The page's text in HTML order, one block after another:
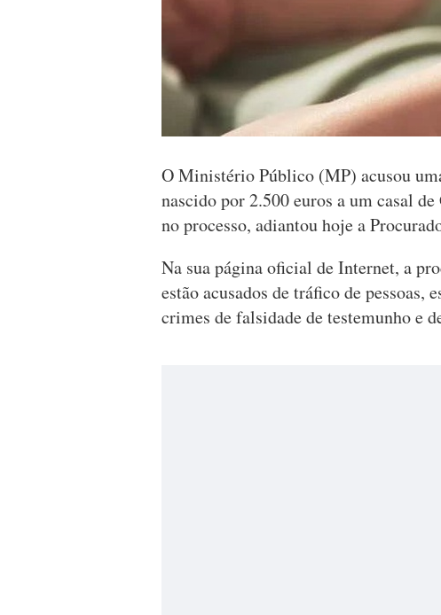
O Ministério Público (MP) acusou
nascido por 2.500 euros a um casal
no processo, adiantou hoje a
Na sua página oficial de Internet, a
estão acusados de tráfico de pessoas,
crimes de falsidade de testemunho e